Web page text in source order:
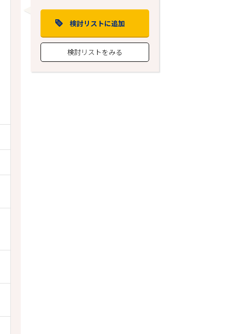
検討リストに追加
検討リストをみる